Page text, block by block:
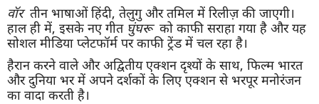
वॉर तीन भाषाओं हिंदी, तेलुगु और तमिल में रिलीज़ की जाएगी।
हाल ही में, इसके नए गीत घुंघरूको काफी सराहा गया है और यह
सोशल मीडिया प्लेटफॉर्म पर काफी ट्रेंड में चल रहा है।
हैरान करने वाले और अद्वितीय एक्शन दृश्यों के साथ, फिल्म भारत
और दुनिया भर में अपने दर्शकों के लिए एक्शन से भरपूर मनोरंजन
का वादा करती है।